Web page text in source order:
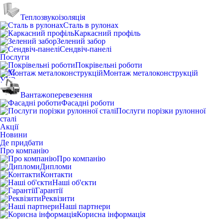
РУС
УКР
Теплозвукоізоляція
Сталь в рулонах
Каркасний профіль
Зелений забор
Сендвіч-панелі
Послуги
Покрівельні роботи
Монтаж металоконструкцій
Вантажоперевезення
Фасадні роботи
Послуги порізки рулонної
сталі
Акції
Новини
Де придбати
Про компанію
Про компанію
Дипломи
Контакти
Наші об'єкти
Гарантії
Реквізити
Наші партнери
Корисна інформація